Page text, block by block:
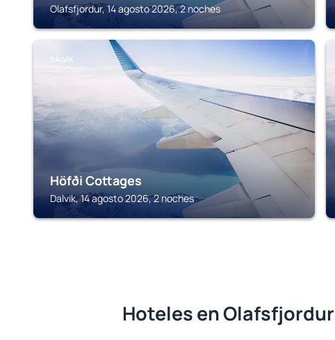
Olafsfjordur, 14 agosto 2026, 2 noches
DALVIK
Höfði Cottages
Dalvik, 14 agosto 2026, 2 noches
Hoteles en Olafsfjordur